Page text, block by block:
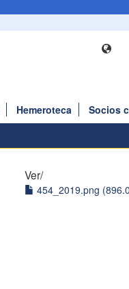
Hemeroteca
Socios
Ver/
454_2019.png